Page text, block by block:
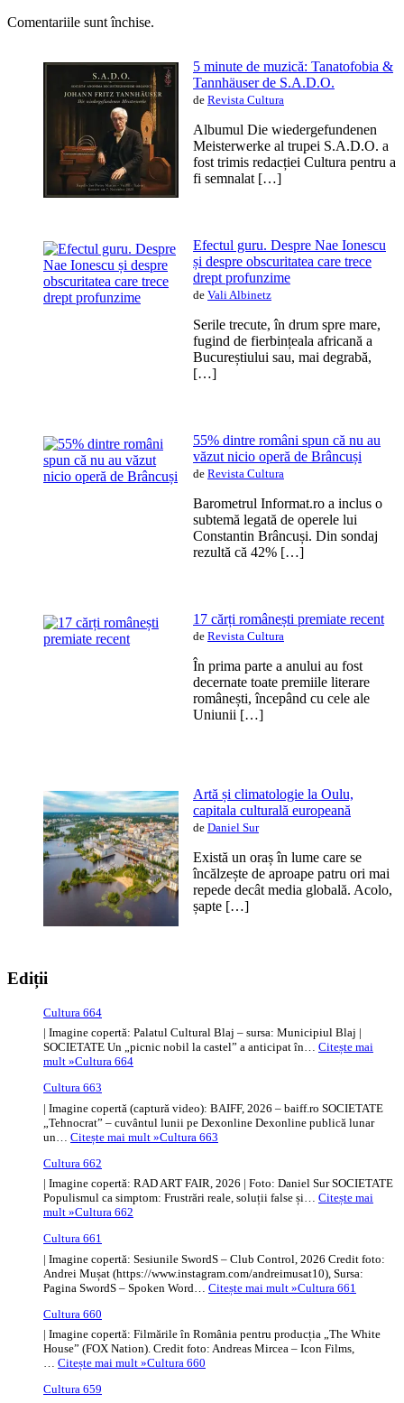
Comentariile sunt închise.
5 minute de muzică: Tanatofobia &
Tannhäuser de S.A.D.O.
de Revista Cultura
Albumul Die wiedergefundenen
Meisterwerke al trupei S.A.D.O. a
fost trimis redacției Cultura pentru a
fi semnalat […]
Efectul guru. Despre Nae Ionescu
și despre obscuritatea care trece
drept profunzime
de Vali Albinetz
Serile trecute, în drum spre mare,
fugind de fierbințeala africană a
Bucureștiului sau, mai degrabă,
[…]
55% dintre români spun că nu au
văzut nicio operă de Brâncuși
de Revista Cultura
Barometrul Informat.ro a inclus o
subtemă legată de operele lui
Constantin Brâncuși. Din sondaj
rezultă că 42% […]
17 cărți românești premiate recent
de Revista Cultura
În prima parte a anului au fost
decernate toate premiile literare
românești, începând cu cele ale
Uniunii […]
Artă și climatologie la Oulu,
capitala culturală europeană
de Daniel Sur
Există un oraș în lume care se
încălzește de aproape patru ori mai
repede decât media globală. Acolo,
șapte […]
Ediții
Cultura 664
| Imagine copertă: Palatul Cultural Blaj – sursa: Municipiul Blaj |
SOCIETATE Un „picnic nobil la castel” a anticipat în… Citește mai
mult »Cultura 664
Cultura 663
| Imagine copertă (captură video): BAIFF, 2026 – baiff.ro SOCIETATE
„Tehnocrat” – cuvântul lunii pe Dexonline Dexonline publică lunar
un… Citește mai mult »Cultura 663
Cultura 662
| Imagine copertă: RAD ART FAIR, 2026 | Foto: Daniel Sur SOCIETATE
Populismul ca simptom: Frustrări reale, soluții false și… Citește mai
mult »Cultura 662
Cultura 661
| Imagine copertă: Sesiunile SwordS – Club Control, 2026 Credit foto:
Andrei Mușat (https://www.instagram.com/andreimusat10), Sursa:
Pagina SwordS – Spoken Word… Citește mai mult »Cultura 661
Cultura 660
| Imagine copertă: Filmările în România pentru producția „The White
House” (FOX Nation). Credit foto: Andreas Mircea – Icon Films,
… Citește mai mult »Cultura 660
Cultura 659